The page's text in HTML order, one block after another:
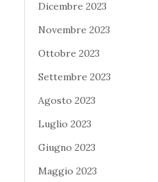
Dicembre 2023
Novembre 2023
Ottobre 2023
Settembre 2023
Agosto 2023
Luglio 2023
Giugno 2023
Maggio 2023